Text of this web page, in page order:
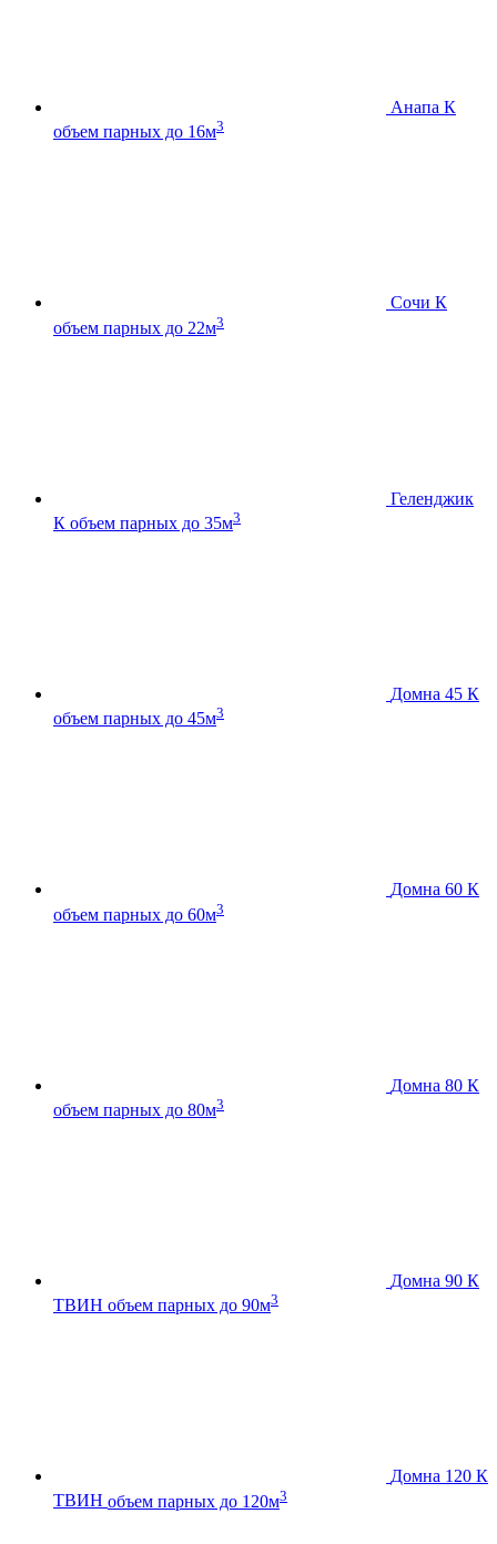
Анапа К
объем парных до 16м3
Сочи К
объем парных до 22м3
Геленджик
К объем парных до 35м3
Домна 45 К
объем парных до 45м3
Домна 60 К
объем парных до 60м3
Домна 80 К
объем парных до 80м3
Домна 90 К
ТВИН объем парных до 90м3
Домна 120 К
ТВИН объем парных до 120м3